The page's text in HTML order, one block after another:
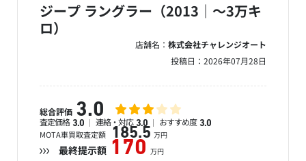
ジープ ラングラー（2013｜～3万キ
ロ）
店舗名： 株式会社チャレンジオート
投稿日： 2026年07月28日
総合評価 3.0
査定価格 3.0 連絡・対応 3.0 おすすめ度 3.0
MOTA車買取査定額 185.5 万円
最終提示額 170 万円